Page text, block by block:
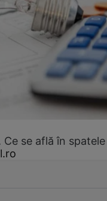
se află în spatele